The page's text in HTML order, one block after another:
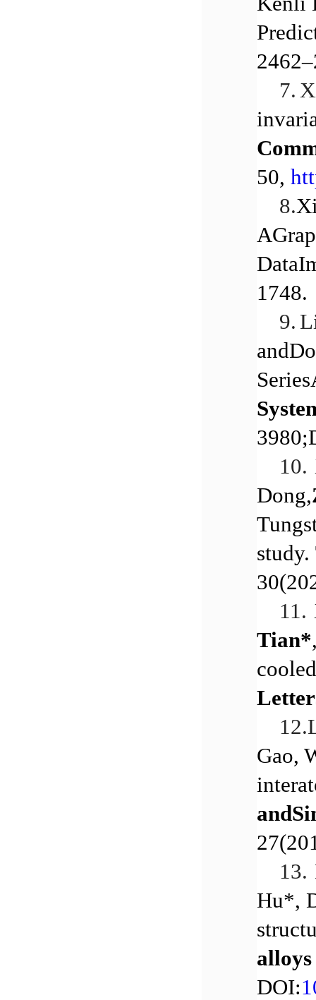
7.
50,
8.
1748.
9.
10.
Dong,
study.
11.
Tian*
12.
Gao,
13.
Hu*,
DOI: